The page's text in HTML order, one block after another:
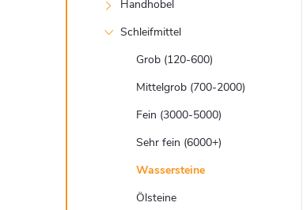
Handhobel
Schleifmittel
Grob (120-600)
Mittelgrob (700-2000)
Fein (3000-5000)
Sehr fein (6000+)
Wassersteine
Ölsteine